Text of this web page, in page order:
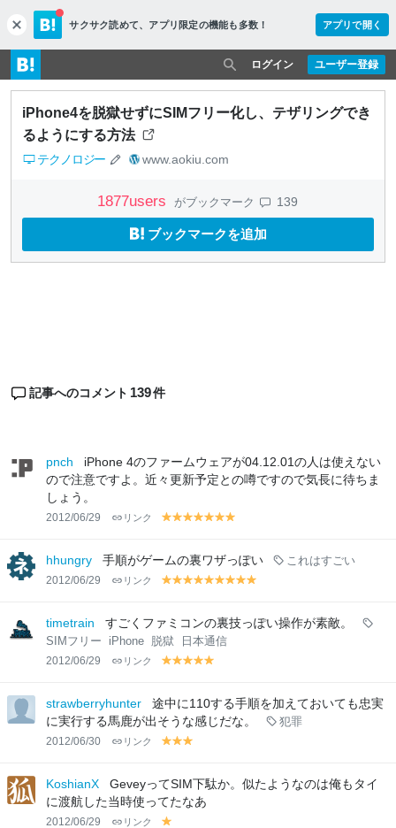
c
l
o
s
e
サクサク読めて、 アプリ限定の機能も多数！ アプリで開く
ユーザー登録
ログイン
iPhone4を脱獄せずにSIMフリー化し、テザリングでき
るようにする方法
テクノロジー www.aokiu.com
1877users がブックマーク 139
ブックマークを追加
記事へのコメント 139件
pnch
iPhone 4のファームウェアが04.12.01の人は使えない
ので注意ですよ。近々更新予定との噂ですので気長に待ちま
しょう。
2012/06/29 リンク
y
lo
w
y
lo
w
y
lo
w
y
lo
w
y
lo
w
y
lo
w
lo
w
hhungry 手順がゲームの裏ワザっぽい これはすごい
2012/06/29 リンク
y
lo
w
y
lo
w
y
lo
w
y
lo
w
y
lo
w
y
lo
w
y
lo
w
y
lo
lo
timetrain すごくファミコンの裏技っぽい操作が素敵。
SIMフリー iPhone 脱獄 日本通信
2012/06/29 リンク
y
lo
w
y
lo
w
y
lo
w
y
lo
w
lo
w
strawberryhunter
途中に110する手順を加えておいても忠実
に実行する馬鹿が出そうな感じだな。
犯罪
2012/06/30 リンク
y
lo
w
y
lo
w
lo
w
KoshianX
GeveyってSIM下駄か。似たようなのは俺もタイ
に渡航した当時使ってたなあ
2012/06/29 リンク